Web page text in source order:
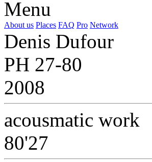
Menu
About us Places FAQ Pro Network
Denis Dufour
PH 27-80
2008
acousmatic work
80'27